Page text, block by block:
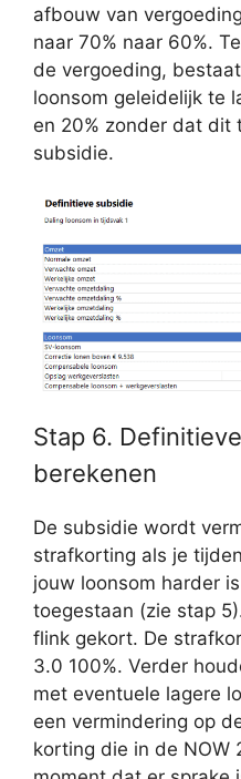
afbouw van
naar 70% naar 60%.
de vergoeding,
loonsom geleidelijk te
en 20% zonder dat dit
subsidie.
Stap 6.
berekenen
De subsidie wordt
strafkorting als je
jouw loonsom harder
toegestaan (zie stap
flink gekort. De
3.0 100%. Verder
met eventuele lagere
een vermindering op
korting die in de NOW